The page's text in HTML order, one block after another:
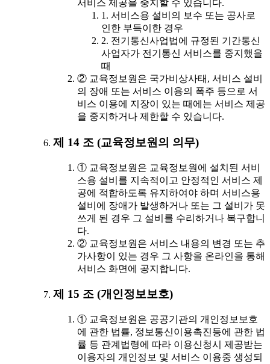
서비스 제공을 중지할 수 있습니다.
1. 서비스용 설비의 보수 또는 공사로
인한 부득이한 경우
2. 전기통신사업법에 규정된 기간통신
사업자가 전기통신 서비스를 중지했을
때
② 교육정보원은 국가비상사태, 서비스 설비
의 장애 또는 서비스 이용의 폭주 등으로 서
비스 이용에 지장이 있는 때에는 서비스 제공
을 중지하거나 제한할 수 있습니다.
제 14 조 (교육정보원의 의무)
① 교육정보원은 교육정보원에 설치된 서비
스용 설비를 지속적이고 안정적인 서비스 제
공에 적합하도록 유지하여야 하며 서비스용
설비에 장애가 발생하거나 또는 그 설비가 못
쓰게 된 경우 그 설비를 수리하거나 복구합니
다.
② 교육정보원은 서비스 내용의 변경 또는 추
가사항이 있는 경우 그 사항을 온라인을 통해
서비스 화면에 공지합니다.
제 15 조 (개인정보보호)
① 교육정보원은 공공기관의 개인정보보호
에 관한 법률, 정보통신이용촉진등에 관한 법
률 등 관계법령에 따라 이용신청시 제공받는
이용자의 개인정보 및 서비스 이용중 생성되